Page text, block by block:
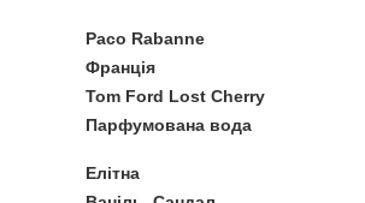
Paco Rabanne
Франція
Tom Ford Lost Cherry
Парфумована вода
Елітна